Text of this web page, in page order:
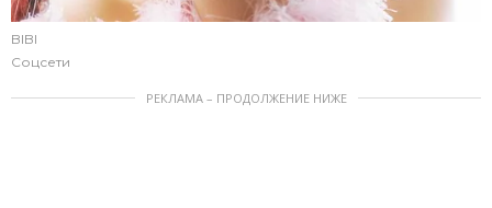
BIBI
Соцсети
РЕКЛАМА – ПРОДОЛЖЕНИЕ НИЖЕ